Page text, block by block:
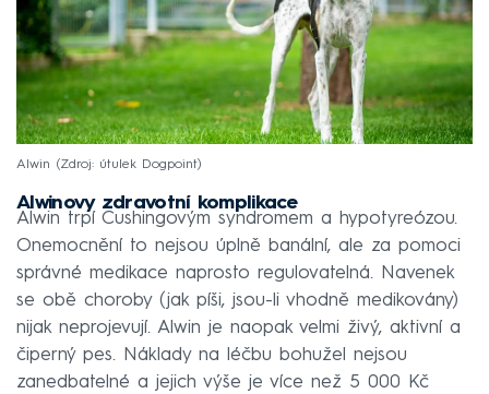
Alwin Zdroj: útulek Dogpoint
Alwinovy zdravotní komplikace
Alwin trpí Cushingovým syndromem a hypotyreózou.
Onemocnění to nejsou úplně banální, ale za pomoci
správné medikace naprosto regulovatelná. Navenek
se obě choroby (jak píši, jsou-li vhodně medikovány)
nijak neprojevují. Alwin je naopak velmi živý, aktivní a
čiperný pes. Náklady na léčbu bohužel nejsou
zanedbatelné a jejich výše je více než 5 000 Kč